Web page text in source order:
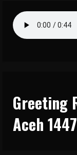
Greeting
Aceh